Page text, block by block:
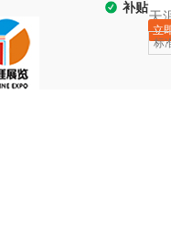
补贴
天
立
标